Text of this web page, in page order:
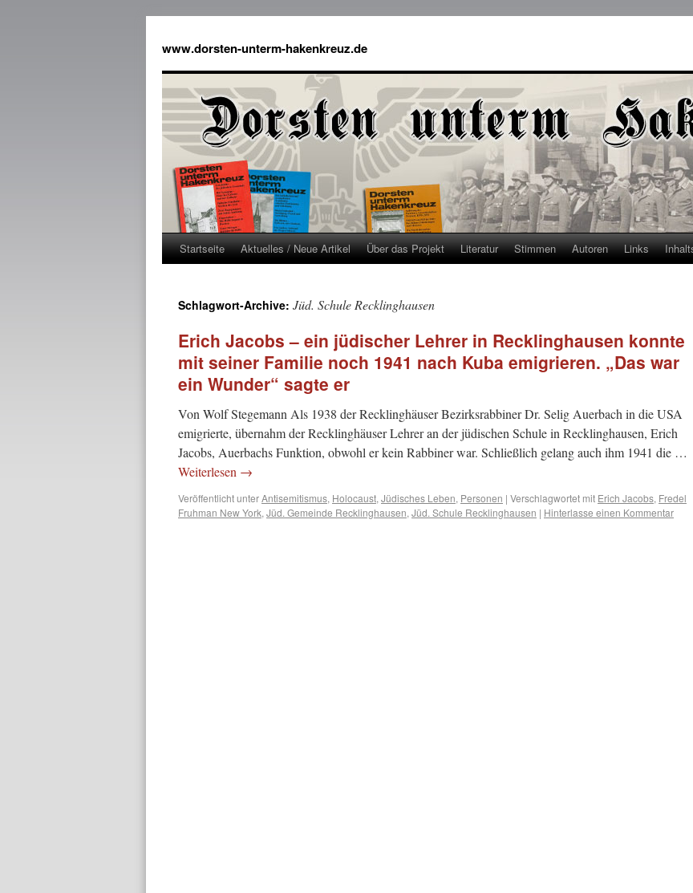
www.dorsten-unterm-hakenkreuz.de
Startseite Aktuelles / Neue Artikel Über das Projekt Literatur Stimmen Autoren Links
Schlagwort-Archive: Jüd. Schule Recklinghausen
Erich Jacobs – ein jüdischer Lehrer in Recklinghausen konnte
mit seiner Familie noch 1941 nach Kuba emigrieren. „Das war
ein Wunder“ sagte er
Von Wolf Stegemann Als 1938 der Recklinghäuser Bezirksrabbiner Dr. Selig Auerbach in die USA
emigrierte, übernahm der Recklinghäuser Lehrer an der jüdischen Schule in Recklinghausen, Erich
Jacobs, Auerbachs Funktion, obwohl er kein Rabbiner war. Schließlich gelang auch ihm 1941 die …
Weiterlesen →
Veröffentlicht unterAntisemitismus, Holocaust, Jüdisches Leben, Personen | Verschlagwortet mit Erich Jacobs, Fredel
Fruhman New York, Jüd. Gemeinde Recklinghausen, Jüd. Schule Recklinghausen | Hinterlasse einen Kommentar